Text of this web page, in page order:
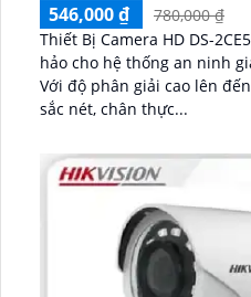
546,000 ₫
780,000 ₫
Thiết Bị Camera HD DS-
hảo cho hệ thống an ninh
Với độ phân giải cao lên
sắc nét, chân thực...